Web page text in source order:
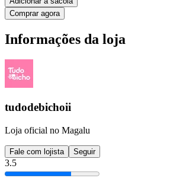
Comprar agora
Informações da loja
tudodebichoii
Loja oficial no Magalu
Fale com lojista Seguir
3.5